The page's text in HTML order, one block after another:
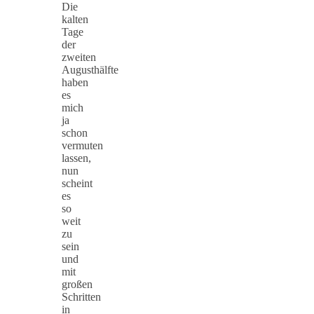
Die
kalten
Tage
der
zweiten
Augusthälfte
haben
es
mich
ja
schon
vermuten
lassen,
nun
scheint
es
so
weit
zu
sein
und
mit
großen
Schritten
in